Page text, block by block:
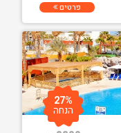
פרטים
27%
הנחה